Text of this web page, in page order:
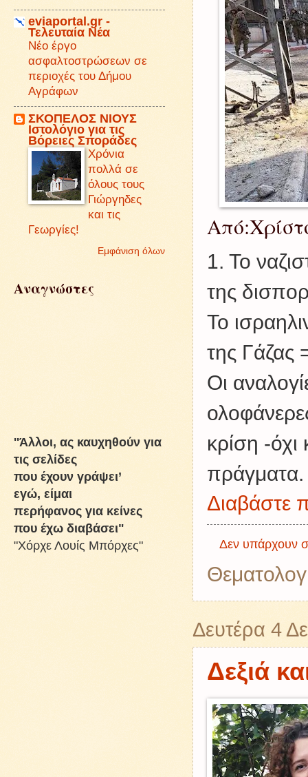
1. Το
της
Το
της Γάζας
Οι
κρίση -όχι
πράγματα.
Διαβάστε
Δεν υπάρχουν
Δευτέρα 4
Δεξιά
eviaportal.gr -
Τελευταία Νέα
Νέο έργο
ασφαλτοστρώσεων σε
περιοχές του Δήμου
Αγράφων
ΣΚΟΠΕΛΟΣ ΝΙΟΥΣ
Iστολόγιο για τις
Βόρειες Σποράδες
Χρόνια
πολλά σε
όλους τους
Γιώργηδες
και τις
Γεωργίες!
Εμφάνιση όλων
Αναγνώστες
''Άλλοι, ας καυχηθούν για
τις σελίδες
που έχουν γράψει’
εγώ, είμαι
περήφανος για κείνες
που έχω διαβάσει"
"Χόρχε Λουίς Μπόρχες"